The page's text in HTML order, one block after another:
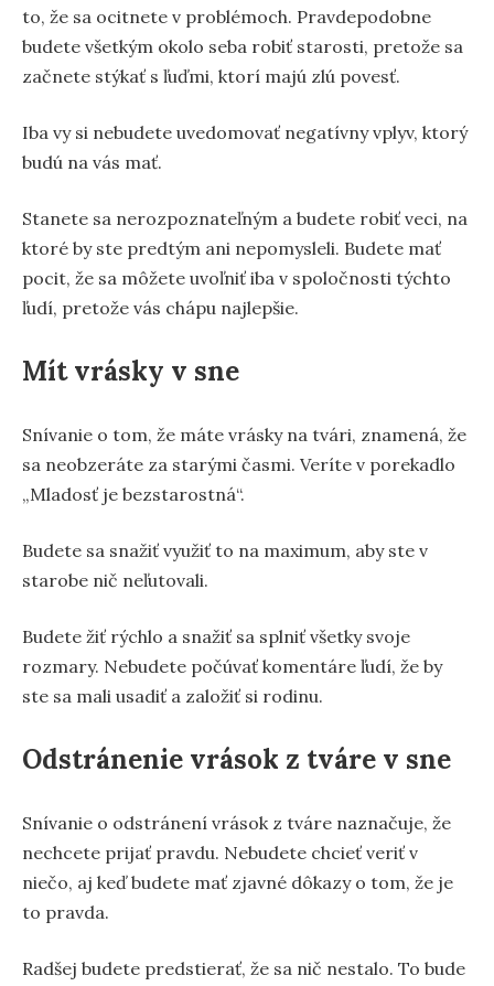
to, že sa ocitnete v problémoch. Pravdepodobne
budete všetkým okolo seba robiť starosti, pretože sa
začnete stýkať s ľuďmi, ktorí majú zlú povesť.
Iba vy si nebudete uvedomovať negatívny vplyv, ktorý
budú na vás mať.
Stanete sa nerozpoznateľným a budete robiť veci, na
ktoré by ste predtým ani nepomysleli. Budete mať
pocit, že sa môžete uvoľniť iba v spoločnosti týchto
ľudí, pretože vás chápu najlepšie.
Mít vrásky v sne
Snívanie o tom, že máte vrásky na tvári, znamená, že
sa neobzeráte za starými časmi. Veríte v porekadlo
„Mladosť je bezstarostná“.
Budete sa snažiť využiť to na maximum, aby ste v
starobe nič neľutovali.
Budete žiť rýchlo a snažiť sa splniť všetky svoje
rozmary. Nebudete počúvať komentáre ľudí, že by
ste sa mali usadiť a založiť si rodinu.
Odstránenie vrások z tváre v sne
Snívanie o odstránení vrások z tváre naznačuje, že
nechcete prijať pravdu. Nebudete chcieť veriť v
niečo, aj keď budete mať zjavné dôkazy o tom, že je
to pravda.
Radšej budete predstierať, že sa nič nestalo. To bude